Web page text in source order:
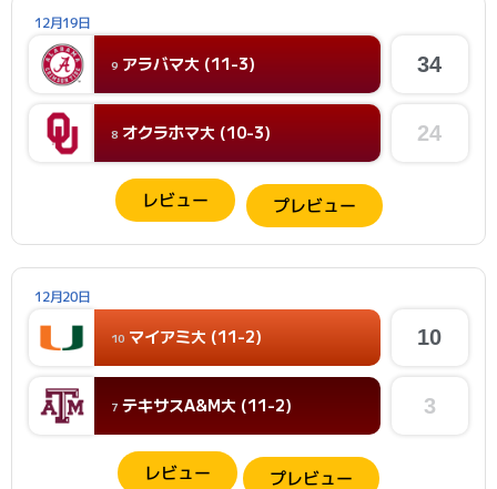
12月19日
9 アラバマ大 (11-3) 34
8 オクラホマ大 (10-3) 24
レビュー プレビュー
12月20日
10 マイアミ大 (11-2) 10
7 テキサスA&M大 (11-2) 3
レビュー プレビュー